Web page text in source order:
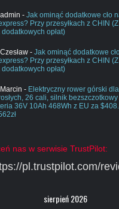
admin - Jak ominąć dodatkowe cło
Przy przesyłkach z CHIN
dodatkowych opłat)
Czesław - Jak ominąć dodatkowe
Przy przesyłkach z CHIN
dodatkowych opłat)
Marcin - Elektryczny rower górski dla
26 cali, silnik bezszczotkowy
36V 10Ah 468Wh z EU za
nas w serwisie TrustPilot:
pl.trustpilot.com/
sierpień 2026